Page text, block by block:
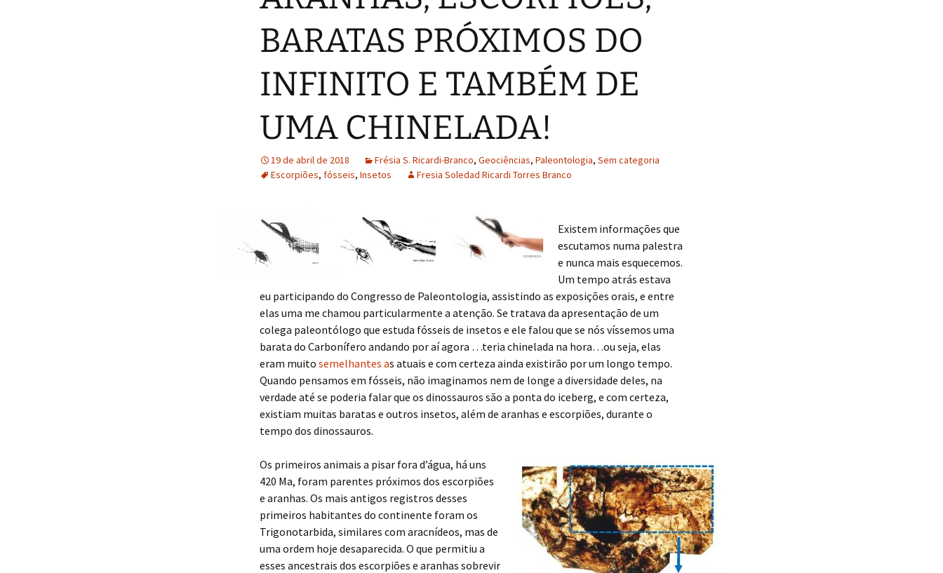
BARATAS PRÓXIMOS DO
INFINITO E TAMBÉM DE
UMA CHINELADA!
19 de abril de 2018 Frésia S. Ricardi-Branco, Geociências, Paleontologia, Sem categoria
Escorpiões, fósseis, Insetos Fresia Soledad Ricardi Torres Branco
Existem informações que
escutamos numa palestra
e nunca mais esquecemos.
Um tempo atrás estava
eu participando do Congresso de Paleontologia, assistindo as exposições orais, e entre
elas uma me chamou particularmente a atenção. Se tratava da apresentação de um
colega paleontólogo que estuda fósseis de insetos e ele falou que se nós víssemos uma
barata do Carbonífero andando por aí agora …teria chinelada na hora…ou seja, elas
eram muito semelhantes as atuais e com certeza ainda existirão por um longo tempo.
Quando pensamos em fósseis, não imaginamos nem de longe a diversidade deles, na
verdade até se poderia falar que os dinossauros são a ponta do iceberg, e com certeza,
existiam muitas baratas e outros insetos, além de aranhas e escorpiões, durante o
tempo dos dinossauros.
Os primeiros animais a pisar fora d’água, há uns
420 Ma, foram parentes próximos dos escorpiões
e aranhas. Os mais antigos registros desses
primeiros habitantes do continente foram os
Trigonotarbida, similares com aracnídeos, mas de
uma ordem hoje desaparecida. O que permitiu a
esses ancestrais dos escorpiões e aranhas sobrevir